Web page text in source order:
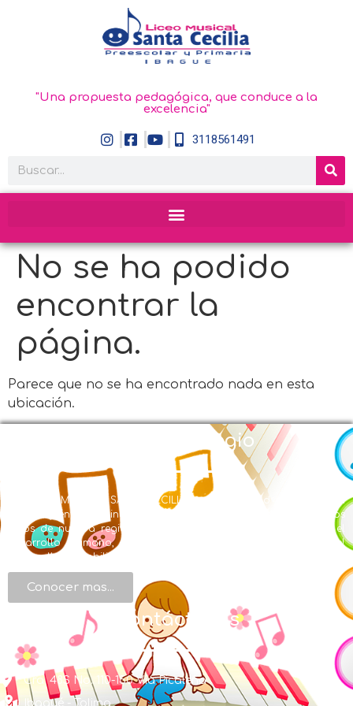
"Una propuesta pedagógica, que conduce a la
excelencia"
3118561491
No se ha podido
encontrar la
página.
Parece que no se ha encontrado nada en esta
ubicación.
Nuestro Colegio
EL LICEO MUSICAL SANTA CECILIA con Modalidad en Educación
Musical y énfasis en inglés se creó en la búsqueda de ofrecer a los
niños de nuestra región una formación integral, centrada en el
desarrollo humano, de valores, de conocimientos y en el
desarrollo de habilidades artísticas.
Conocer mas...
Contáctenos
Cra. 48S No. 110-150 Vía Picaleña
Ibagué - Tolima